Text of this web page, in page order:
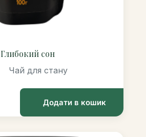
Глибокий сон
Чай для стану
Додати в кошик